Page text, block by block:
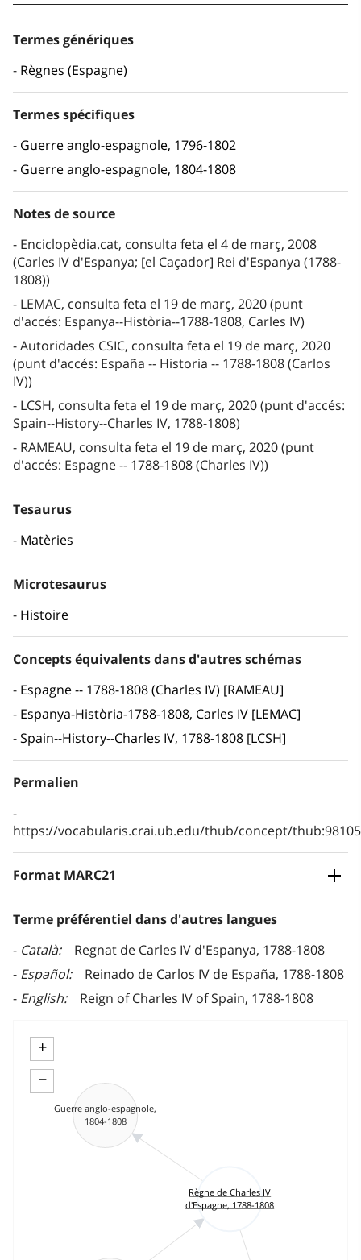
Termes génériques
Règnes (Espagne)
Termes spécifiques
Guerre anglo-espagnole, 1796-1802
Guerre anglo-espagnole, 1804-1808
Notes de source
Enciclopèdia.cat, consulta feta el 4 de març, 2008
(Carles IV d'Espanya; [el Caçador] Rei d'Espanya (1788-
1808))
LEMAC, consulta feta el 19 de març, 2020 (punt
d'accés: Espanya--Història--1788-1808, Carles IV)
Autoridades CSIC, consulta feta el 19 de març, 2020
(punt d'accés: España -- Historia -- 1788-1808 (Carlos
IV))
LCSH, consulta feta el 19 de març, 2020 (punt d'accés:
Spain--History--Charles IV, 1788-1808)
RAMEAU, consulta feta el 19 de març, 2020 (punt
d'accés: Espagne -- 1788-1808 (Charles IV))
Tesaurus
Matèries
Microtesaurus
Histoire
Concepts équivalents dans d'autres schémas
Espagne -- 1788-1808 (Charles IV) [RAMEAU]
Espanya-Història-1788-1808, Carles IV [LEMAC]
Spain--History--Charles IV, 1788-1808 [LCSH]
Permalien
https://vocabularis.crai.ub.edu/thub/concept/
Format MARC21
Terme préférentiel dans d'autres langues
Català
Regnat de Carles IV d'Espanya, 1788-1808
Español
Reinado de Carlos IV de España, 1788-1808
English
Reign of Charles IV of Spain, 1788-1808
+
−
Règne de Charles IV
d'Espagne, 1788-1808
Guerre anglo-espagnole,
1804-1808